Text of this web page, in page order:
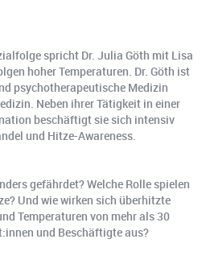
spricht Dr. Julia Göth mit Lisa
hoher Temperaturen. Dr. Göth ist
psychotherapeutische Medizin
Neben ihrer Tätigkeit in einer
beschäftigt sie sich intensiv
und Hitze-Awareness.
gefährdet? Welche Rolle spielen
Und wie wirken sich überhitzte
Temperaturen von mehr als 30
und Beschäftigte aus?